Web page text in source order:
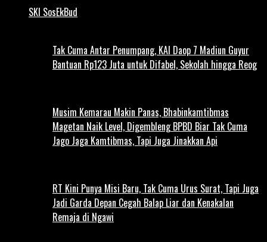
SKI SosEkBud
Tak Cuma Antar Penumpang, KAI Daop 7 Madiun Guyur
Bantuan Rp123 Juta untuk Difabel, Sekolah hingga Reog
Musim Kemarau Makin Panas, Bhabinkamtibmas
Magetan Naik Level, Digembleng BPBD Biar Tak Cuma
Jago Jaga Kamtibmas, Tapi Juga Jinakkan Api
RT Kini Punya Misi Baru, Tak Cuma Urus Surat, Tapi Juga
Jadi Garda Depan Cegah Balap Liar dan Kenakalan
Remaja di Ngawi